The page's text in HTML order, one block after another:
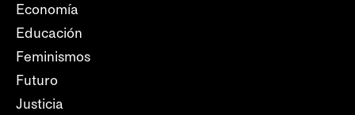
Economía
Educación
Feminismos
Futuro
Justicia